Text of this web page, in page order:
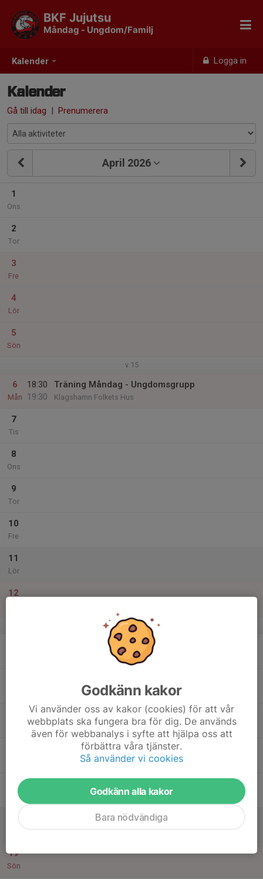
Kalender Logga in
BKF Jujutsu
Måndag - Ungdom/Familj
Kalender
Gå till idag | Prenumerera
April 2026
1
Ons
2
Tor
3
Fre
4
Lör
5
Sön
v.15
6
Mån
18:30
19:30
Träning Måndag - Ungdomsgrupp
Klagshamn Folkets Hus
7
Tis
8
Ons
9
Tor
10
Fre
11
Lör
12
v.16
Träning Måndag - Ungdomsgrupp
Klagshamn Folkets Hus
17
Fre
19
Sön
Godkänn kakor
Vi använder oss av kakor (cookies) för att vår
webbplats ska fungera bra för dig. De används
även för webbanalys i syfte att hjälpa oss att
förbättra våra tjänster.
Så använder vi cookies
Godkänn alla kakor
Bara nödvändiga